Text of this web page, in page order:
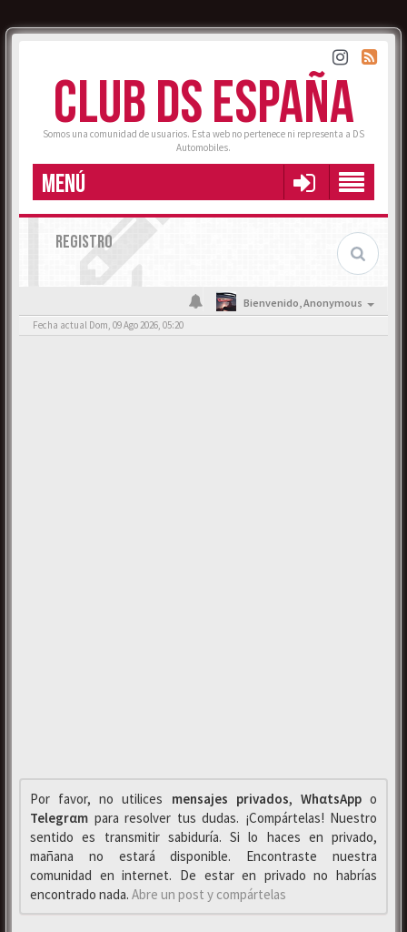
CLUB DS ESPAÑA
Somos una comunidad de usuarios. Esta web no pertenece ni representa a DS
Automobiles.
MENÚ
REGISTRO
Bienvenido,Anonymous
Fecha actual Dom, 09 Ago 2026, 05:20
Por favor, no utilices mensajes privados, WhαtsAppo
Telegrαm para resolver tus dudas. ¡Compártelas! Nuestro
sentido es transmitir sabiduría. Si lo haces en privado,
mañana no estará disponible. Encontraste nuestra
comunidad en internet. De estar en privado no habrías
encontrado nada. Abre un post y compártelas